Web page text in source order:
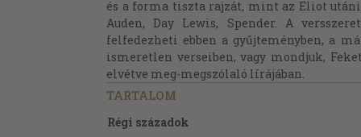
és a forma tiszta rajzát, mint az Eliot
Auden, Day Lewis, Spender. A
felfedezheti ebben a gyűjteményben, a
ismeretlen verseiben, vagy mondjuk,
elvétve meg-megszólaló lírájában.
TARTALOM
Régi századok